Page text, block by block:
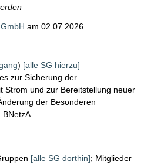
am 02.07.2026
) [alle SG hierzu]
zur Sicherung der
Strom und zur Bereitstellung neuer
der Besonderen
BNetzA
[alle SG dorthin]; Mitglieder